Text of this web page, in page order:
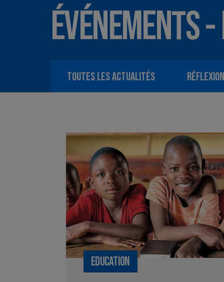
En savoir plus
En savoir plus
ÉVÉNEMENTS -
TOUTES LES ACTUALITÉS RÉFLEXION
EDUCATION